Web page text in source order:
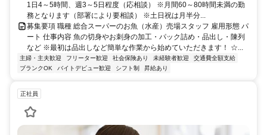
1日4～5時間、週3～5日程度（応相談） ※月間60～80時間未満の勤
務となります（部署により要相談） ※土日祝は月半分...
募集要項 職種 総合スーパーのお魚（水産）売場スタッフ 雇用形態 パ
ート 仕事内容 魚の切身やお刺身の加工・パック詰め・品出し・陳列
など ※最初は品出しなど簡単な作業から始めていただきます！ ☆...
主婦・主夫歓迎 フリーター歓迎 社会保険あり 未経験者歓迎
交通費全額支給
ブランクOK
バイトデビュー歓迎 シフト制 昇給あり
正社員